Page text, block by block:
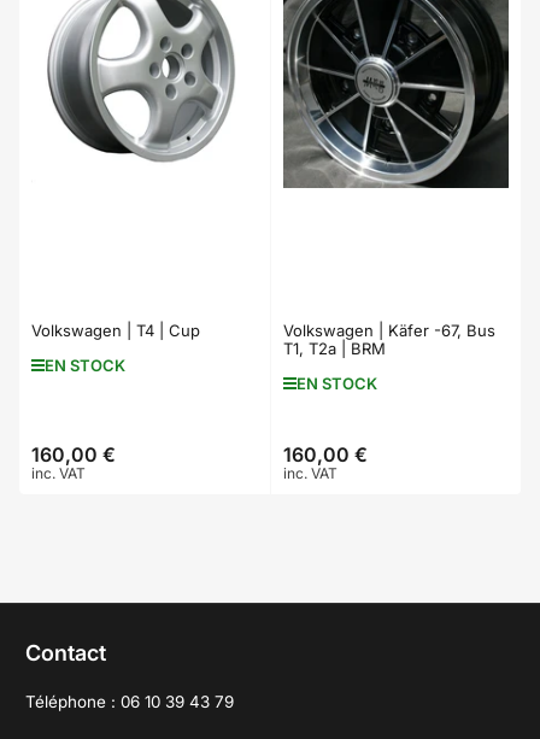
Volkswagen | T4 | Cup
EN STOCK
Prix
160,00 €
inc. VAT
Volkswagen | Käfer -67, Bus
T1, T2a | BRM
EN STOCK
Prix
160,00 €
inc. VAT
Contact
Téléphone : 06 10 39 43 79